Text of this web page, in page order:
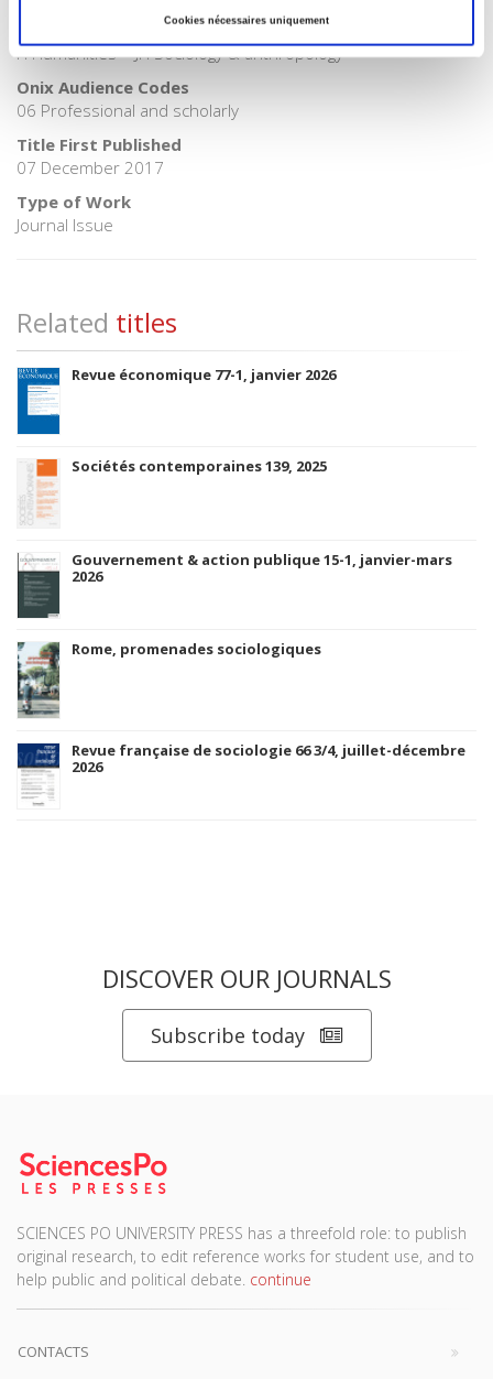
Cookies nécessaires uniquement
BIC subject category (UK)
H Humanities > JH Sociology & anthropology
Onix Audience Codes
06 Professional and scholarly
Title First Published
07 December 2017
Type of Work
Journal Issue
Related titles
Revue économique 77-1, janvier 2026
Sociétés contemporaines 139, 2025
Gouvernement & action publique 15-1, janvier-mars
2026
Rome, promenades sociologiques
Revue française de sociologie 66 3/4, juillet-décembre
2026
DISCOVER OUR JOURNALS
Subscribe today
SCIENCES PO UNIVERSITY PRESS has a threefold role: to publish
original research, to edit reference works for student use, and to
help public and political debate. continue
CONTACTS